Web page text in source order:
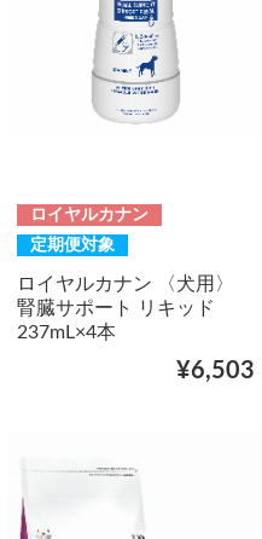
ロイヤルカナン
定期便対象
ロイヤルカナン 〈犬用〉
腎臓サポート リキッド
237mL×4本
¥6,503